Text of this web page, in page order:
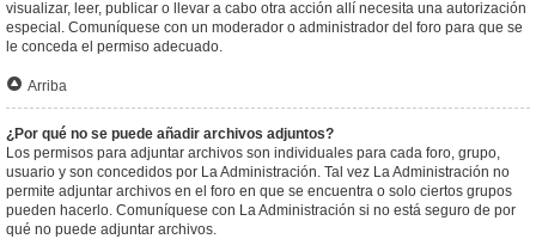
visualizar, leer, publicar o llevar a cabo otra acción allí necesita una autorización
especial. Comuníquese con un moderador o administrador del foro para que se
le conceda el permiso adecuado.
Arriba
¿Por qué no se puede añadir archivos adjuntos?
Los permisos para adjuntar archivos son individuales para cada foro, grupo,
usuario y son concedidos por La Administración. Tal vez La Administración no
permite adjuntar archivos en el foro en que se encuentra o solo ciertos grupos
pueden hacerlo. Comuníquese con La Administración si no está seguro de por
qué no puede adjuntar archivos.